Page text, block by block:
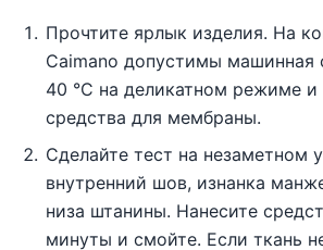
Прочтите ярлык изделия. На
Caimano допустимы машинная
40 °C на деликатном режиме
средства для мембраны.
Сделайте тест на незаметном
внутренний шов, изнанка
низа штанины. Нанесите
минуты и смойте. Если ткань